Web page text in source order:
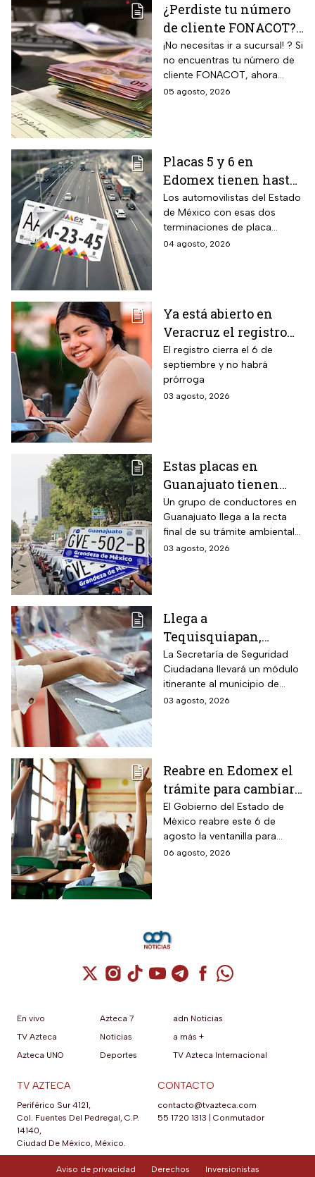
¿Perdiste tu número
de cliente FONACOT?
Así puedes
recuperarlo y
consultar tu crédito
2026
¡No necesitas ir a sucursal! ? Si
no encuentras tu número de
cliente FONACOT, ahora
puedes recuperarlo y
05 agosto, 2026
Placas 5 y 6 en
Edomex tienen hasta
el 31 de agosto 2026
para realizar la
verificación
vehicular o recibirán
Los automovilistas del Estado
de México con esas dos
terminaciones de placa
enfrentan el cierre de su
sanción de miles de pesos.
04 agosto, 2026
Ya está abierto en
Veracruz el registro
para becas de hasta
$3,000 pesos para
estudiantes de todos
los niveles: fecha
El registro cierra el 6 de
septiembre y no habrá
prórroga
03 agosto, 2026
Estas placas en
Guanajuato tienen
hasta el 31 de agosto
2026 para realizar la
verificación
vehicular o habrá
Un grupo de conductores en
Guanajuato llega a la recta
final de su trámite ambiental
semestral. El descuido cuesta
03 agosto, 2026
Llega a
Tequisquiapan,
Querétaro, unidad
móvil de licencia de
conducir este martes
4 de agosto: los cupos
La Secretaría de Seguridad
Ciudadana llevará un módulo
itinerante al municipio de
Tequisquiapan, en Querétaro,
03 agosto, 2026
Reabre en Edomex el
trámite para cambiar
de escuela a tus hijos
en preescolar,
primaria o secundaria:
es gratis y esta es la
El Gobierno del Estado de
México reabre este 6 de
agosto la ventanilla para
quienes buscan un cambio de
06 agosto, 2026
Cuenta de X / Twitter (se abre en una
Cuenta de Instagram (se abre en una
Cuenta de TikTok (se abre en
Cuenta de YouTube (se abre
Cuenta de Telegram (se
Cuenta de
Cuenta de
En vivo
TV Azteca
Azteca UNO
Azteca 7
Noticias
Deportes
adn Noticias
a más +
TV Azteca Internacional
TV AZTECA
Periférico Sur 4121,
Col. Fuentes Del Pedregal, C.P.
14140,
Ciudad De México, México.
CONTACTO
contacto@tvazteca.com
55 1720 1313
Conmutador
Aviso de privacidad Derechos Inversionistas